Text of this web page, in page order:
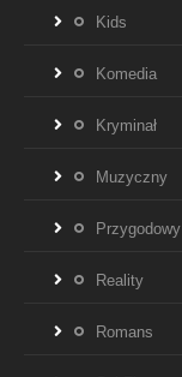
Kids
Komedia
Kryminał
Muzyczny
Przygodowy
Reality
Romans